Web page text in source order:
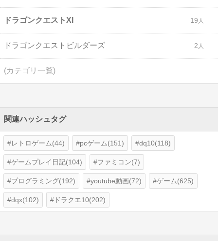
ドラゴンクエストXI 19
ドラゴンクエストビルダーズ 2
(カテゴリ一覧)
関連ハッシュタグ
レトロゲーム(44) pcゲーム(151) dq10(118)
ゲームプレイ日記(104) ファミコン(7)
プログラミング(192) youtube動画(72) ゲーム(625)
dqx(102) ドラクエ10(202)